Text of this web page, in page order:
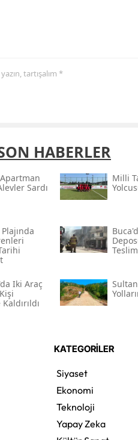
tartışalım *
HABERLER
Apartman
Sardı
Milli
Iki Araç
KATEGORİLER
Siyaset
Ekonomi
Teknoloji
Yapay Zeka